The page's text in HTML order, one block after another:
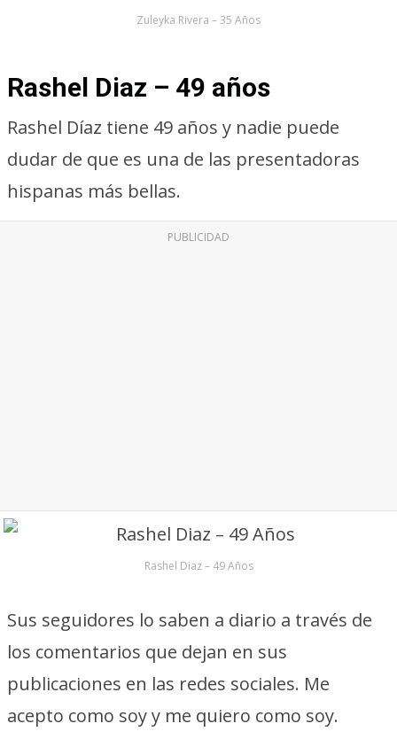
Zuleyka Rivera – 35 Años
Rashel Diaz – 49 años
Rashel Díaz tiene 49 años y nadie puede
dudar de que es una de las presentadoras
hispanas más bellas.
PUBLICIDAD
Rashel Diaz – 49 Años
Sus seguidores lo saben a diario a través de
los comentarios que dejan en sus
publicaciones en las redes sociales. Me
acepto como soy y me quiero como soy.